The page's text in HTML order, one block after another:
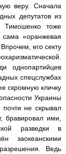
веру. Сначала
депутатов из
Тимошенко тоже
сама «оранжевая
его секту
однопартийцев
спецслужбах
скромную кличку
Украины
не скрывал
ими,
разведки в
заокеанскими
Ведь